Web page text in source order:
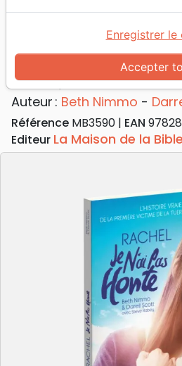
Accueil Livres
Rachel - Je n'ai pas honte
Rachel
Je n'ai pas honte
Auteur : Beth Nimmo -
Référence MB3590 EAN
Editeur La Maison de la Bible
Accepter
Enregistrer le